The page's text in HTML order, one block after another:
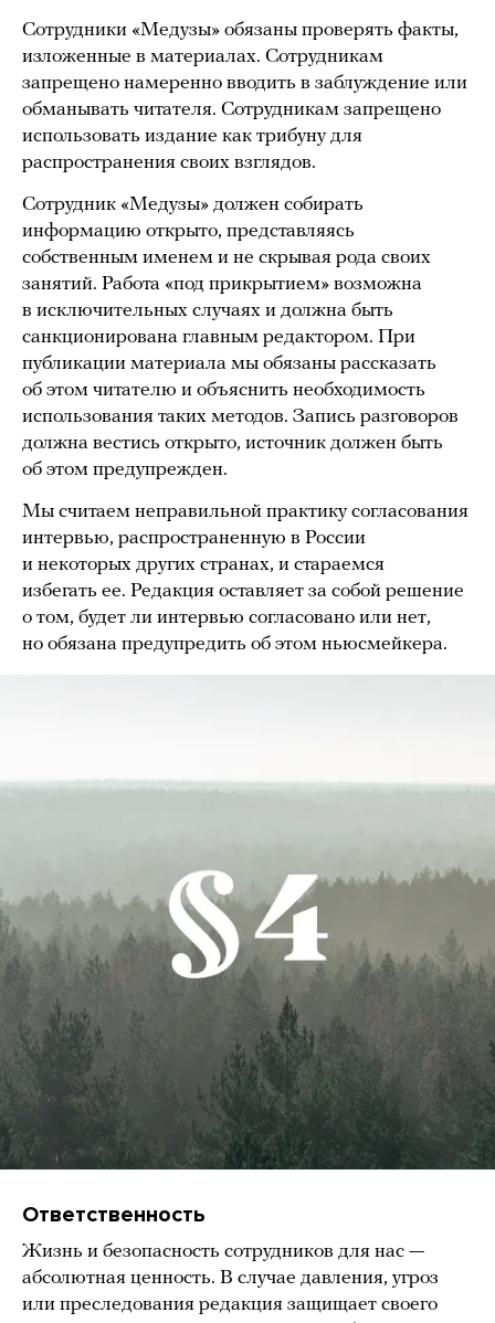
Сотрудники «Медузы» обязаны проверять факты,
изложенные в материалах. Сотрудникам
запрещено намеренно вводить в заблуждение или
обманывать читателя. Сотрудникам запрещено
использовать издание как трибуну для
распространения своих взглядов.
Сотрудник «Медузы» должен собирать
информацию открыто, представляясь
собственным именем и не скрывая рода своих
занятий. Работа «под прикрытием» возможна
в исключительных случаях и должна быть
санкционирована главным редактором. При
публикации материала мы обязаны рассказать
об этом читателю и объяснить необходимость
использования таких методов. Запись разговоров
должна вестись открыто, источник должен быть
об этом предупрежден.
Мы считаем неправильной практику согласования
интервью, распространенную в России
и некоторых других странах, и стараемся
избегать ее. Редакция оставляет за собой решение
о том, будет ли интервью согласовано или нет,
но обязана предупредить об этом ньюсмейкера.
Ответственность
Жизнь и безопасность сотрудников для нас —
абсолютная ценность. В случае давления, угроз
или преследования редакция защищает своего